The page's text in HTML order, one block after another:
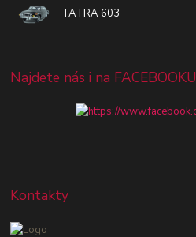
TATRA 603
Najdete nás i na FACEBOOKU
Kontakty